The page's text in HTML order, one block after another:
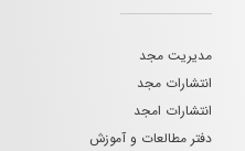
مدیریت مجد
انتشارات مجد
انتشارات امجد
دفتر مطالعات و آموزش